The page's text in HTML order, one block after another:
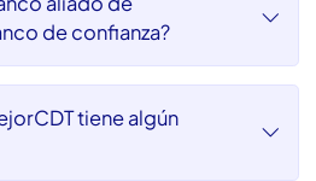
algunas de las más
seguro?